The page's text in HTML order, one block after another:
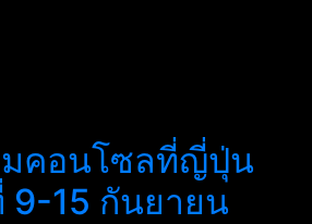
มคอนโซลที่ญี่ปุ่น
9-15 กันยายน